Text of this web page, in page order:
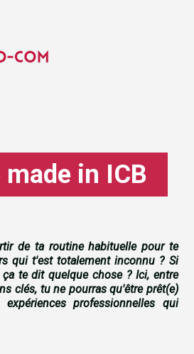
in ICB
de ta routine habituelle pour te
qui t'est totalement inconnu ? Si
te dit quelque chose ? Ici, entre
clés, tu ne pourras qu'être prêt(e)
professionnelles qui